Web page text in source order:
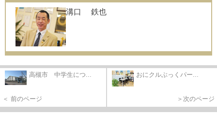
溝口 鉄也
高槻市 中学生につ...
＜ 前のページ
おにクルぶっくパー...
＞次のページ